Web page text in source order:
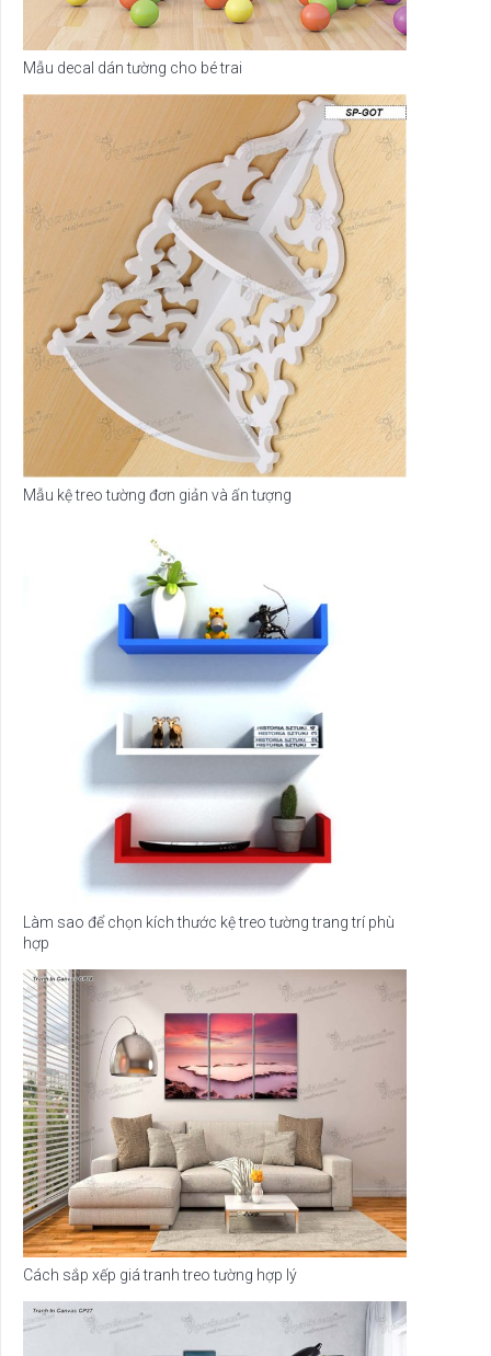
Mẫu decal dán tường cho bé trai
Mẫu kệ treo tường đơn giản và ấn tượng
Làm sao để chọn kích thước kệ treo tường trang trí phù
hợp
Cách sắp xếp giá tranh treo tường hợp lý